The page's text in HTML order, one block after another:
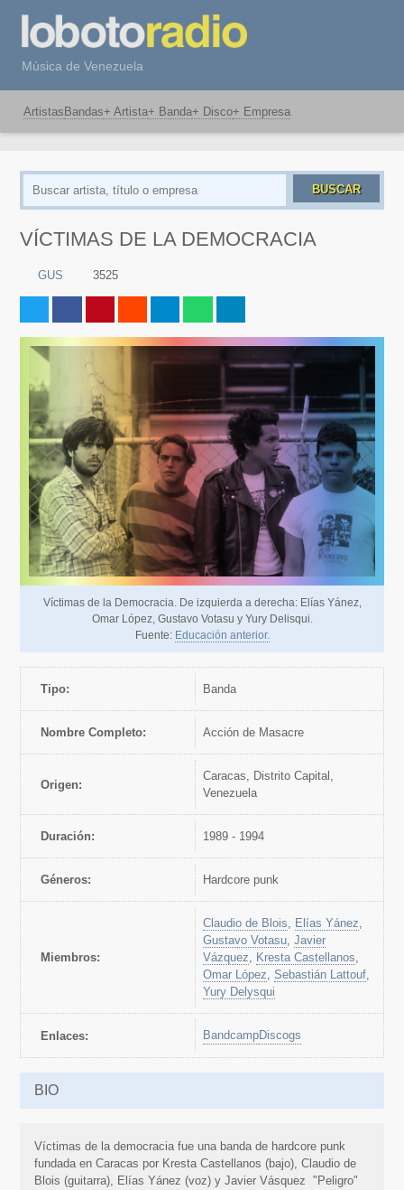
Música de Venezuela
Artistas Bandas+ Artista+ Banda+ Disco+ Empresa
BUSCAR
VÍCTIMAS DE LA DEMOCRACIA
GUS 3525
Víctimas de la Democracia. De izquierda a derecha: Elías Yánez,
Omar López, Gustavo Votasu y Yury Delisqui.
Fuente: Educación anterior.
Tipo: banda
Nombre Completo: Acción de Masacre
Origen:
Caracas, Distrito Capital,
Venezuela
Duración: 1989 - 1994
Géneros: hardcore punk
Miembros:
Claudio de Blois, Elías Yánez,
Gustavo Votasu,Javier
Vázquez, Kresta Castellanos,
Omar López,Sebastián Lattouf,
Yury Delysqui
Enlaces: BandcampDiscogs
BIO
Víctimas de la democracia fue una banda de hardcore punk
fundada en Caracas por Kresta Castellanos (bajo), Claudio de
Blois (guitarra), Elías Yánez (voz) y Javier Vásquez "Peligro"